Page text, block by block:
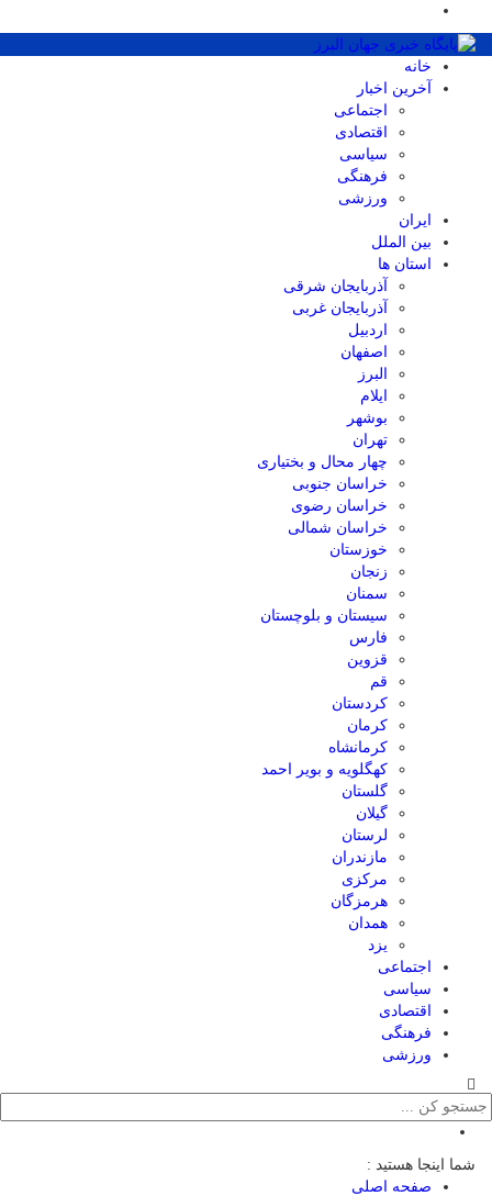
خانه
آخرین اخبار
اجتماعی
اقتصادی
سیاسی
فرهنگی
ورزشی
ایران
بین الملل
استان ها
آذربایجان شرقی
آذربایجان غربی
اردبیل
اصفهان
البرز
ایلام
بوشهر
تهران
چهار محال و بختیاری
خراسان جنوبی
خراسان رضوی
خراسان شمالی
خوزستان
زنجان
سمنان
سیستان و بلوچستان
فارس
قزوین
قم
کردستان
کرمان
کرمانشاه
کهگلویه و بویر احمد
گلستان
گیلان
لرستان
مازندران
مرکزی
هرمزگان
همدان
یزد
اجتماعی
سیاسی
اقتصادی
فرهنگی
ورزشی
شما اینجا هستید :
صفحه اصلی